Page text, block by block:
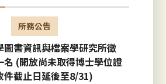
所務公告
圖書資訊與檔案學研究所徵
名 (開放尚未取得博士學位證
件截止日延後至8/31)